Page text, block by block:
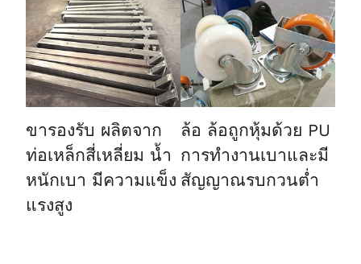
ขารองรับ ผลิตจาก
ท่อเหล็กสี่เหลี่ยม น้ำ
หนักเบา มีความแข็ง
แรงสูง
ล้อ ล้อถูกหุ้มด้วย PU
การทำงานเบาและมี
สัญญาณรบกวนต่ำ